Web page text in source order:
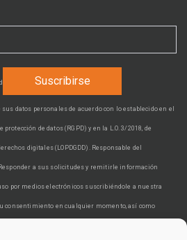
datos personales de acuerdo con lo establecido en el
de datos (RGPD) y en la L.O. 3/2018, de
digitales (LOPDGDD). Responsable del
a sus solicitudes y remitirle información
por medios electrónicos suscribiéndole a nuestra
consentimiento en cualquier momento, así como